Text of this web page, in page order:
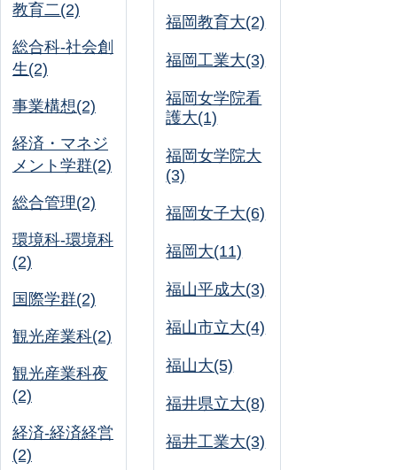
教育二(2)
総合科-社会創
生(2)
事業構想(2)
経済・マネジ
メント学群(2)
総合管理(2)
環境科-環境科
(2)
国際学群(2)
観光産業科(2)
観光産業科夜
(2)
経済-経済経営
(2)
福岡教育大(2)
福岡工業大(3)
福岡女学院看
護大(1)
福岡女学院大
(3)
福岡女子大(6)
福岡大(11)
福山平成大(3)
福山市立大(4)
福山大(5)
福井県立大(8)
福井工業大(3)